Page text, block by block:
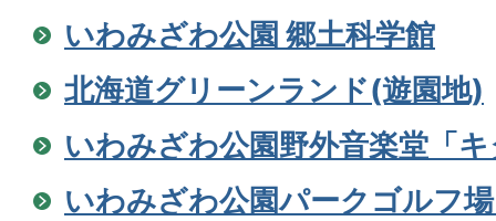
いわみざわ公園 郷土科学館
北海道グリーンランド(遊園地)
いわみざわ公園野外音楽堂「
いわみざわ公園パークゴルフ